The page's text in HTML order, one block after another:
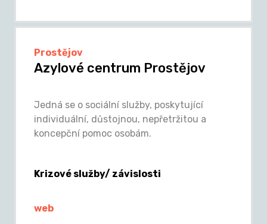
Prostějov
Azylové centrum Prostějov
Jedná se o sociální služby, poskytující
individuální, důstojnou, nepřetržitou a
koncepční pomoc osobám.
Krizové služby/ závislosti
web